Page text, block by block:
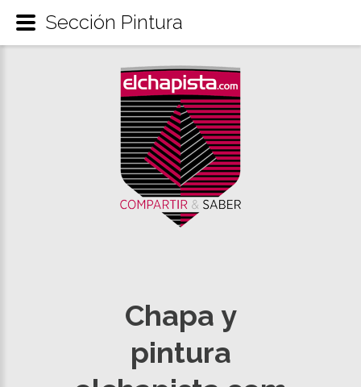
Chapa y
pintura
Sección Pintura